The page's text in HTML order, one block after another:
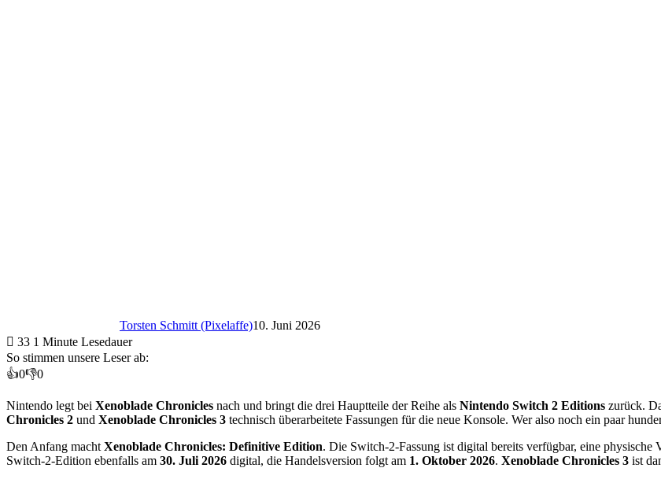
Torsten Schmitt (Pixelaffe)10. Juni 2026
33 1 Minute Lesedauer
So stimmen unsere Leser ab:
👍0👎0
Nintendo legt bei Xenoblade Chronicles nach und bringt die drei Hauptteile der Reihe als Nintendo Switch 2 Editions zurück.
Chronicles 2 und Xenoblade Chronicles 3 technisch überarbeitete Fassungen für die neue Konsole. Wer also noch ein paar
Den Anfang macht Xenoblade Chronicles: Definitive Edition. Die Switch-2-Fassung ist digital bereits verfügbar, eine physische
Switch-2-Edition ebenfalls am 30. Juli 2026 digital, die Handelsversion folgt am 1. Oktober 2026. Xenoblade Chronicles 3 ist